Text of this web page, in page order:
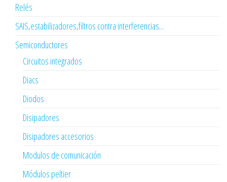
Relés
SAIS,estabilizadores,filtros contra interferencias...
Semiconductores
Circuitos integrados
Diacs
Diodos
Disipadores
Disipadores accesorios
Modulos de comunicación
Módulos peltier